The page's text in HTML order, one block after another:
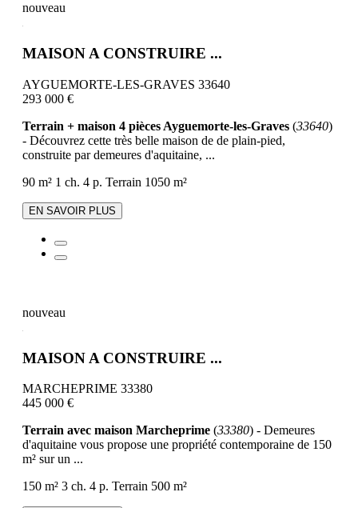
nouveau
MAISON A CONSTRUIRE ...
AYGUEMORTE-LES-GRAVES 33640
293 000 €
Terrain + maison 4 pièces Ayguemorte-les-Graves (33640)
- Découvrez cette très belle maison de de plain-pied,
construite par demeures d'aquitaine, ...
90 m² 1 ch. 4 p. Terrain 1050 m²
EN SAVOIR PLUS
nouveau
MAISON A CONSTRUIRE ...
MARCHEPRIME 33380
445 000 €
Terrain avec maison Marcheprime (33380) - Demeures
d'aquitaine vous propose une propriété contemporaine de 150
m² sur un ...
150 m² 3 ch. 4 p. Terrain 500 m²